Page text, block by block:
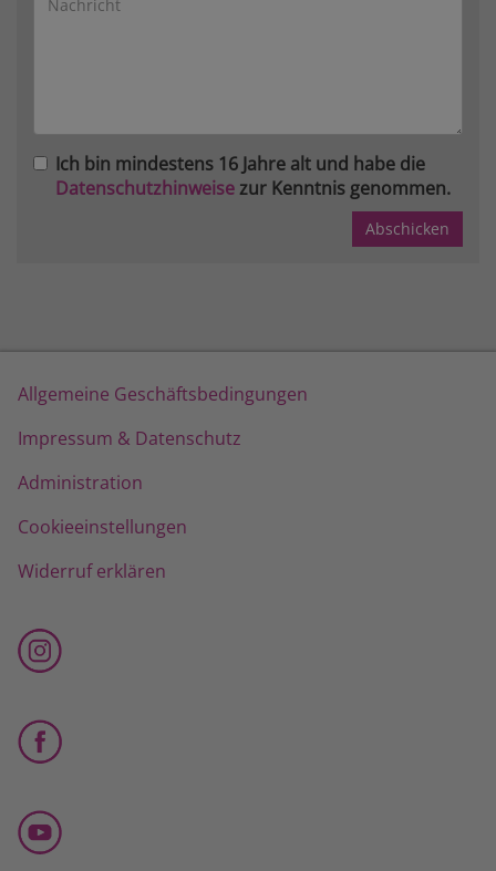
Ich bin mindestens 16 Jahre alt und habe die
Datenschutzhinweisezur Kenntnis genommen.
Allgemeine Geschäftsbedingungen
Impressum & Datenschutz
Administration
Cookieeinstellungen
Widerruf erklären